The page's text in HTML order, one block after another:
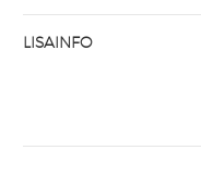
LISAINFO